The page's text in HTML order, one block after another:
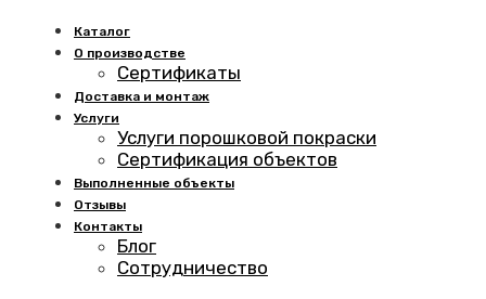
Каталог
О производстве
Сертификаты
Доставка и монтаж
Услуги
Услуги порошковой покраски
Сертификация объектов
Выполненные объекты
Отзывы
Контакты
Блог
Сотрудничество